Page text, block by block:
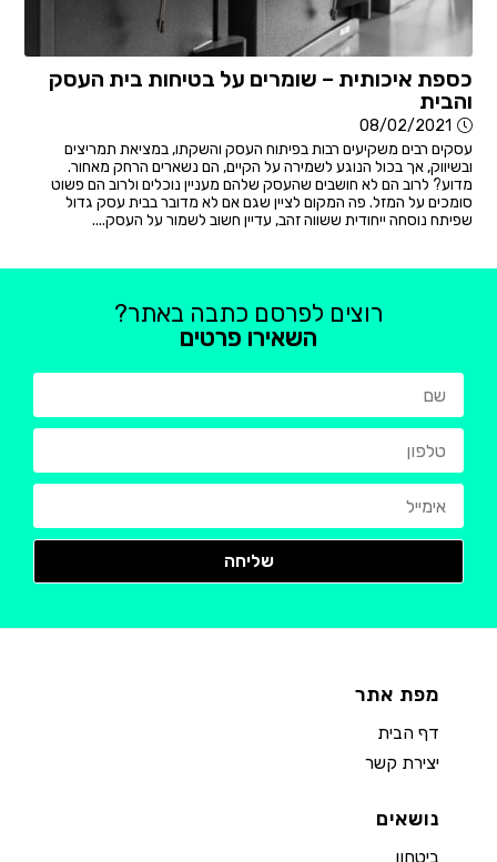
כספת איכותית – שומרים על בטיחות בית העסק
והבית
08/02/2021
עסקים רבים משקיעים רבות בפיתוח העסק והשקתו, במציאת תמריצים
ובשיווק, אך בכול הנוגע לשמירה על הקיים, הם נשארים הרחק מאחור.
מדוע? לרוב הם לא חושבים שהעסק שלהם מעניין נוכלים ולרוב הם פשוט
סומכים על המזל. פה המקום לציין שגם אם לא מדובר בבית עסק גדול
שפיתח נוסחה ייחודית ששווה זהב, עדיין חשוב לשמור על העסק....
רוצים לפרסם כתבה באתר?
השאירו פרטים
מפת אתר
דף הבית
יצירת קשר
נושאים
ביטחון